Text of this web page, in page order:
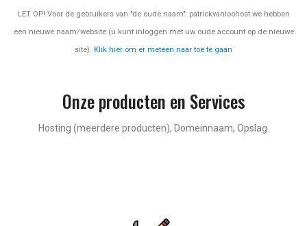
LET OP! Voor de gebruikers van "de oude naam": patrickvanloohost we hebben
een nieuwe naam/website (u kunt inloggen met uw oude account op de nieuwe
site). Klik hier om er meteen naar toe te gaan
Onze producten en Services
Hosting (meerdere producten), Domeinnaam, Opslag.